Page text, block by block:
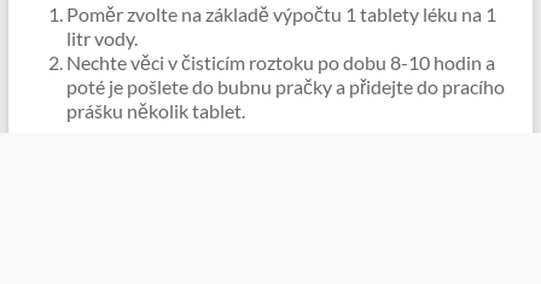
Poměr zvolte na základě výpočtu 1 tablety léku na 1
litr vody.
Nechte věci v čisticím roztoku po dobu 8-10 hodin a
poté je pošlete do bubnu pračky a přidejte do pracího
prášku několik tablet.